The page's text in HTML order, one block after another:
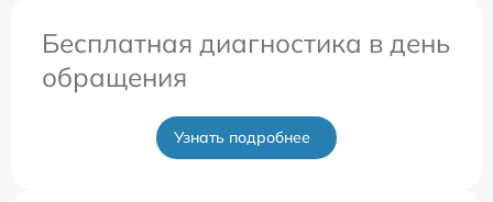
Бесплатная диагностика в день
обращения
Узнать подробнее